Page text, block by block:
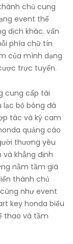
chủ cung
event thể
dịch khác. vấn
phía chữ tín
của mình dạng
trực tuyến.
cung cấp tài
lạc bộ bóng đá
tác và ký cam
quảng cáo
thương yêu
khẳng định
nằm tầm giá
thành chủ
như event
key honda biểu
thao và tầm